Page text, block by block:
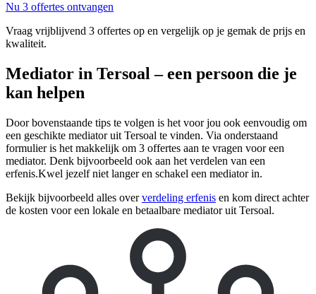
Nu 3 offertes ontvangen
Vraag vrijblijvend 3 offertes op en vergelijk op je gemak de prijs en
kwaliteit.
Mediator in Tersoal – een persoon die je
kan helpen
Door bovenstaande tips te volgen is het voor jou ook eenvoudig om
een geschikte mediator uit Tersoal te vinden. Via onderstaand
formulier is het makkelijk om 3 offertes aan te vragen voor een
mediator. Denk bijvoorbeeld ook aan het verdelen van een
erfenis.Kwel jezelf niet langer en schakel een mediator in.
Bekijk bijvoorbeeld alles oververdeling erfenis en kom direct achter
de kosten voor een lokale en betaalbare mediator uit Tersoal.